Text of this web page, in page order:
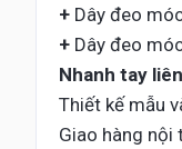
+ Dây đeo
+ Dây đeo
Nhanh tay
Thiết kế mẫu
Giao hàng nội